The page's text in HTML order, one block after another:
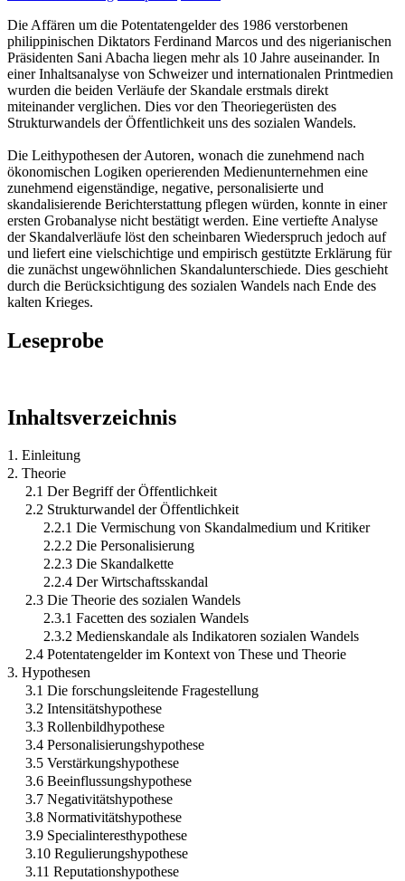
Die Affären um die Potentatengelder des 1986 verstorbenen
philippinischen Diktators Ferdinand Marcos und des nigerianischen
Präsidenten Sani Abacha liegen mehr als 10 Jahre auseinander. In
einer Inhaltsanalyse von Schweizer und internationalen Printmedien
wurden die beiden Verläufe der Skandale erstmals direkt
miteinander verglichen. Dies vor den Theoriegerüsten des
Strukturwandels der Öffentlichkeit uns des sozialen Wandels.
Die Leithypothesen der Autoren, wonach die zunehmend nach
ökonomischen Logiken operierenden Medienunternehmen eine
zunehmend eigenständige, negative, personalisierte und
skandalisierende Berichterstattung pflegen würden, konnte in einer
ersten Grobanalyse nicht bestätigt werden. Eine vertiefte Analyse
der Skandalverläufe löst den scheinbaren Wiederspruch jedoch auf
und liefert eine vielschichtige und empirisch gestützte Erklärung für
die zunächst ungewöhnlichen Skandalunterschiede. Dies geschieht
durch die Berücksichtigung des sozialen Wandels nach Ende des
kalten Krieges.
Leseprobe
Inhaltsverzeichnis
1. Einleitung
2. Theorie
2.1 Der Begriff der Öffentlichkeit
2.2 Strukturwandel der Öffentlichkeit
2.2.1 Die Vermischung von Skandalmedium und Kritiker
2.2.2 Die Personalisierung
2.2.3 Die Skandalkette
2.2.4 Der Wirtschaftsskandal
2.3 Die Theorie des sozialen Wandels
2.3.1 Facetten des sozialen Wandels
2.3.2 Medienskandale als Indikatoren sozialen Wandels
2.4 Potentatengelder im Kontext von These und Theorie
3. Hypothesen
3.1 Die forschungsleitende Fragestellung
3.2 Intensitätshypothese
3.3 Rollenbildhypothese
3.4 Personalisierungshypothese
3.5 Verstärkungshypothese
3.6 Beeinflussungshypothese
3.7 Negativitätshypothese
3.8 Normativitätshypothese
3.9 Specialinteresthypothese
3.10 Regulierungshypothese
3.11 Reputationshypothese